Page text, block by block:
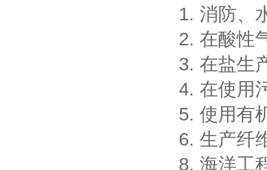
1. 消防、
2. 在酸性
3. 在盐生
4. 在使用
5. 使用有
6. 生产纤
8. 海洋